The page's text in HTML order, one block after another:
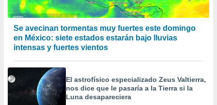
Se avecinan tormentas muy fuertes este domingo
en México: siete estados estarán bajo lluvias
intensas y fuertes vientos
El astrofísico especializado Zeus Valtierra,
nos dice que le pasaría a la Tierra si la
Luna desapareciera